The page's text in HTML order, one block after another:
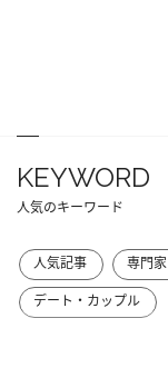
KEYWORD
人気のキーワード
人気記事 専門家
デート・カップル